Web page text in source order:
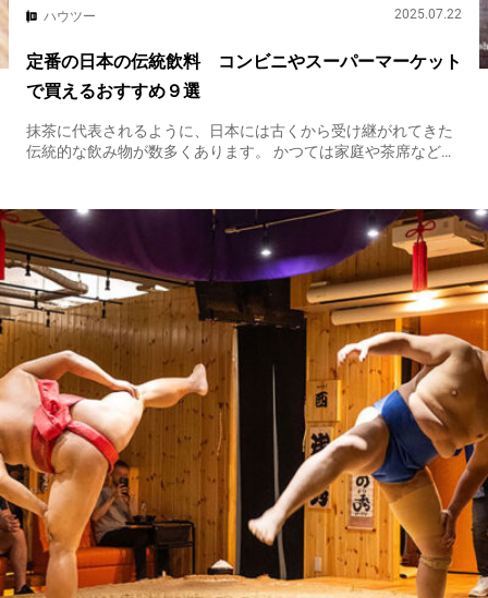
ハウツー 2025.07.22
定番の日本の伝統飲料 コンビニやスーパーマーケット
で買えるおすすめ９選
抹茶に代表されるように、日本には古くから受け継がれてきた
伝統的な飲み物が数多くあります。 かつては家庭や茶席など、
手に入る存在に...